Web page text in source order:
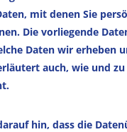
mit denen Sie
Die vorliegende
Daten wir erheben
auch, wie und
hin, dass die